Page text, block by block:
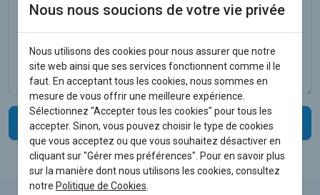
Envoyer
Nous nous soucions de votre vie privée
Nous utilisons des cookies pour nous assurer que notre
site web ainsi que ses services fonctionnent comme il le
faut. En acceptant tous les cookies, nous sommes en
mesure de vous offrir une meilleure expérience.
Sélectionnez "Accepter tous les cookies" pour tous les
accepter. Sinon, vous pouvez choisir le type de cookies
que vous acceptez ou que vous souhaitez désactiver en
cliquant sur "Gérer mes préférences". Pour en savoir plus
sur la manière dont nous utilisons les cookies, consultez
notre Politique de Cookies